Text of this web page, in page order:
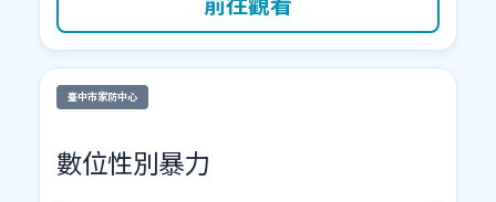
臺中市家防中心
數位性別暴力